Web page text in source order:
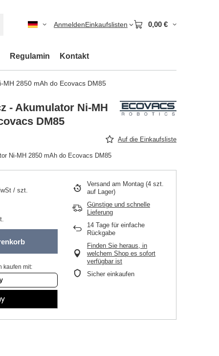
AnmeldenEinkaufslisten 0,00 €
Regulamin Kontakt
MH 2850 mAh do Ecovacs DM85
- Akumulator Ni-MH
DM85
Auf die Einkaufsliste
Ni-MH 2850 mAh do Ecovacs DM85
/ szt.
kaufen mit:
Versand am Montag (4 szt.
auf Lager)
Günstige und schnelle
Lieferung
14 Tage für einfache
Rückgabe
Finden Sie heraus, in
welchem Shop es sofort
verfügbar ist
Sicher einkaufen